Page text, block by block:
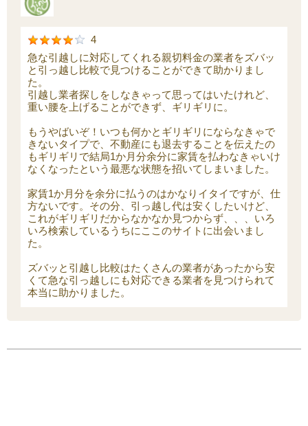
4
急な引越しに対応してくれる親切料金の業者をズバッ
と引っ越し比較で見つけることができて助かりまし
た。
引越し業者探しをしなきゃって思ってはいたけれど、
重い腰を上げることができず、ギリギリに。
もうやばいぞ！いつも何かとギリギリにならなきゃで
きないタイプで、不動産にも退去することを伝えたの
もギリギリで結局1か月分余分に家賃を払わなきゃいけ
なくなったという最悪な状態を招いてしまいました。
家賃1か月分を余分に払うのはかなりイタイですが、仕
方ないです。その分、引っ越し代は安くしたいけど、
これがギリギリだからなかなか見つからず、、、いろ
いろ検索しているうちにここのサイトに出会いまし
た。
ズバッと引越し比較はたくさんの業者があったから安
くて急な引っ越しにも対応できる業者を見つけられて
本当に助かりました。